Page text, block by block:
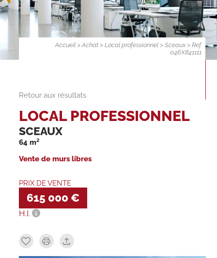
Accueil >Achat >Local professionnel >Sceaux> Ref.
046X841111
Retour aux résultats
LOCAL PROFESSIONNEL
SCEAUX
64 m²
Vente de murs libres
PRIX DE VENTE
615 000 €
H.I.